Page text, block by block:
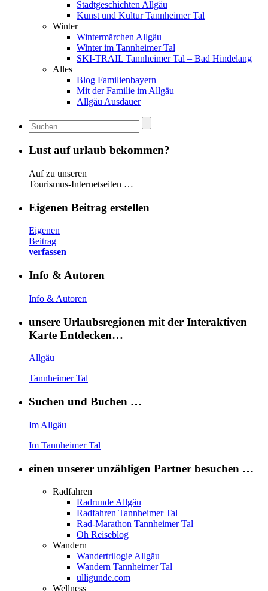
Stadtgeschichten Allgäu
Kunst und Kultur Tannheimer Tal
Winter
Wintermärchen Allgäu
Winter im Tannheimer Tal
SKI-TRAIL Tannheimer Tal – Bad Hindelang
Alles
Blog Familienbayern
Mit der Familie im Allgäu
Allgäu Ausdauer
Lust auf urlaub bekommen?
Auf zu unseren
Tourismus-Internetseiten …
Eigenen Beitrag erstellen
Eigenen
Beitrag
verfassen
Info & Autoren
Info & Autoren
unsere Urlaubsregionen mit der Interaktiven
Karte Entdecken…
Allgäu
Tannheimer Tal
Suchen und Buchen …
Im Allgäu
Im Tannheimer Tal
einen unserer unzähligen Partner besuchen …
Radfahren
Radrunde Allgäu
Radfahren Tannheimer Tal
Rad-Marathon Tannheimer Tal
Oh Reiseblog
Wandern
Wandertrilogie Allgäu
Wandern Tannheimer Tal
ulligunde.com
Wellness